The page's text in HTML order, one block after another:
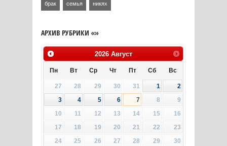
брак семья никях
АРХИВ РУБРИКИ «»
2026 Август
Пн Вт Ср Чт Пт Сб Вс
27 28 29 30 31 1
2
3
4 5 6 7 8
9
10
11 12 13 14 15
16
17
18 19 20 21 22
23
24
25 26 27 28 29
30